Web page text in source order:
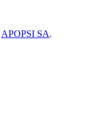
APOPSI SA.